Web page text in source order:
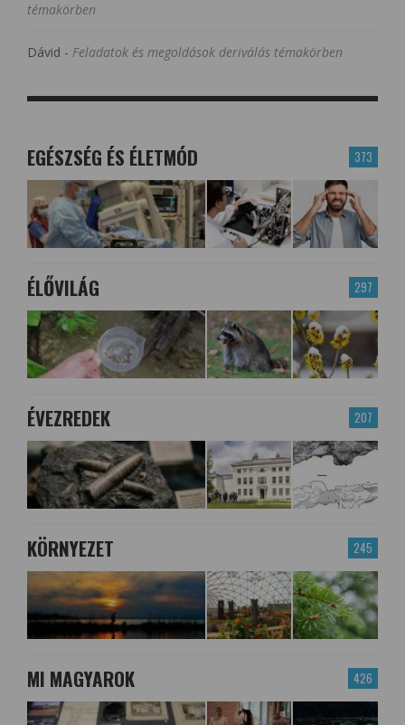
témakörben
Dávid - Feladatok és megoldások deriválás témakörben
373
EGÉSZSÉG ÉS ÉLETMÓD
297
ÉLŐVILÁG
207
ÉVEZREDEK
245
KÖRNYEZET
426
MI MAGYAROK